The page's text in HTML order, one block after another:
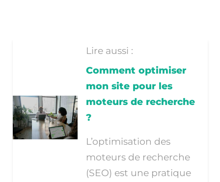
Lire aussi :
Comment optimiser
mon site pour les
moteurs de recherche
?
L’optimisation des
moteurs de recherche
(SEO) est une pratique